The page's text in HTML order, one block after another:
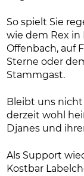
So spielt Sie
wie dem Rex in
Offenbach, auf
Sterne oder
Stammgast.
Bleibt uns
derzeit wohl
Djanes und
Als Support
Kostbar